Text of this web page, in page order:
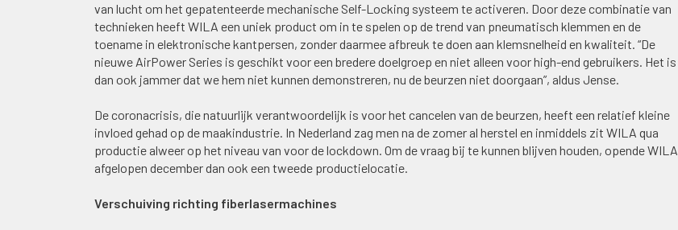
van lucht om het gepatenteerde mechanische Self-Locking systeem te activeren. Door deze combinatie van
technieken heeft WILA een uniek product om in te spelen op de trend van pneumatisch klemmen en de
toename in elektronische kantpersen, zonder daarmee afbreuk te doen aan klemsnelheid en kwaliteit. “De
nieuwe AirPower Series is geschikt voor een bredere doelgroep en niet alleen voor high-end gebruikers. Het is
dan ook jammer dat we hem niet kunnen demonstreren, nu de beurzen niet doorgaan”, aldus Jense.
De coronacrisis, die natuurlijk verantwoordelijk is voor het cancelen van de beurzen, heeft een relatief kleine
invloed gehad op de maakindustrie. In Nederland zag men na de zomer al herstel en inmiddels zit WILA qua
productie alweer op het niveau van voor de lockdown. Om de vraag bij te kunnen blijven houden, opende WILA
afgelopen december dan ook een tweede productielocatie.
Verschuiving richting fiberlasermachines